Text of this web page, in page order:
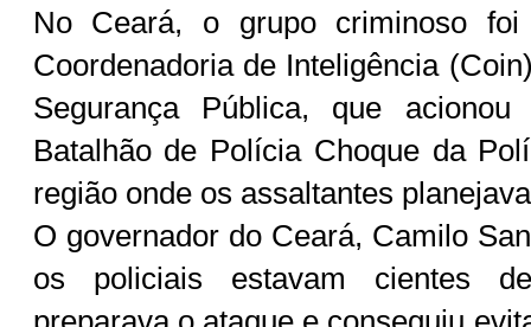
No Ceará, o grupo criminoso foi
Coordenadoria de Inteligência
Segurança Pública, que acionou
Batalhão de Polícia Choque da
região onde os assaltantes
O governador do Ceará, Camilo
os policiais estavam cientes